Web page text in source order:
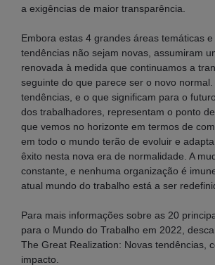
a exigências de maior transparência.
Embora estas 4 grandes áreas temáticas
tendências não sejam novas, assumiram
renovada à medida que continuamos a
seguinte do que parece ser o novo normal.
tendências, e o que significam para o
dos trabalhadores, representam o ponto
que vemos no horizonte em termos de
em todo o mundo terão de evoluir e
êxito nesta nova era de normalidade. A
constante, e nenhuma organização é
atual mundo do trabalho está a ser
Para mais informações sobre as 20
para o Mundo do Trabalho em 2022,
The Great Realization: Novas tendências,
impacto.